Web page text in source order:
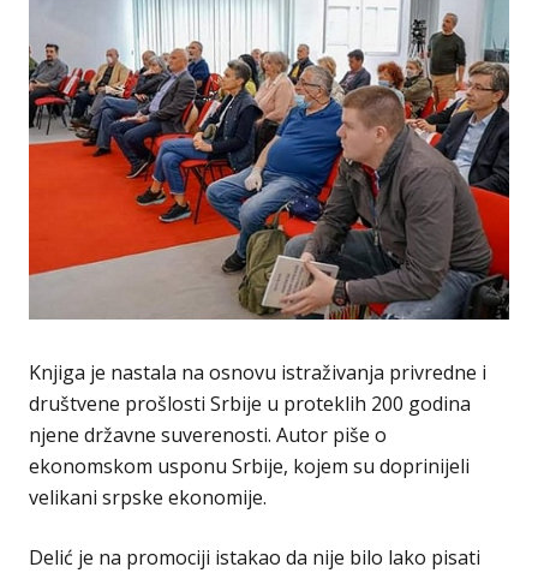
Knjiga je nastala na osnovu istraživanja privredne i
društvene prošlosti Srbije u proteklih 200 godina
njene državne suverenosti. Autor piše o
ekonomskom usponu Srbije, kojem su doprinijeli
velikani srpske ekonomije.
Delić je na promociji istakao da nije bilo lako pisati